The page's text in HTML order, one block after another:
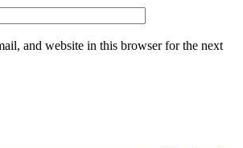
and website in this browser for the next